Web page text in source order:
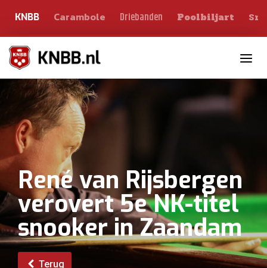
KNBB Carambole Driebanden Poolbiljart
René van Rijsbergen
verovert 5e NK-titel
snooker in Zaandam
Terug